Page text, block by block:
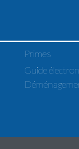
Primes
Guide